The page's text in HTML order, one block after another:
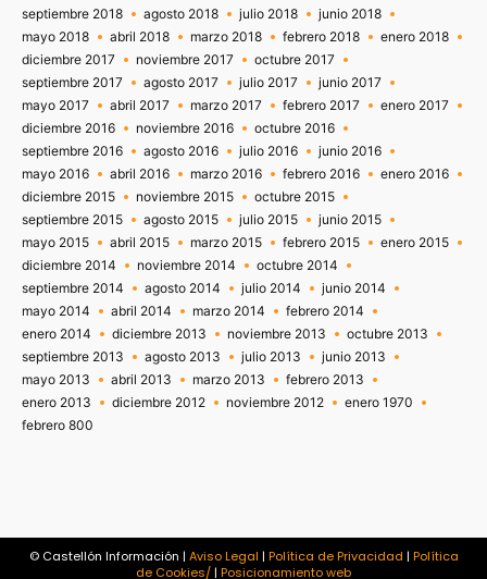
septiembre 2018
agosto 2018 julio 2018
junio 2018
mayo 2018
abril 2018 marzo 2018 febrero 2018
enero 2018
diciembre 2017
noviembre 2017
octubre 2017
septiembre 2017
agosto 2017 julio 2017
junio 2017
mayo 2017
abril 2017 marzo 2017 febrero 2017
enero 2017
diciembre 2016
noviembre 2016
octubre 2016
septiembre 2016
agosto 2016 julio 2016
junio 2016
mayo 2016
abril 2016 marzo 2016 febrero 2016
enero 2016
diciembre 2015
noviembre 2015
octubre 2015
septiembre 2015
agosto 2015 julio 2015
junio 2015
mayo 2015
abril 2015 marzo 2015 febrero 2015
enero 2015
diciembre 2014
noviembre 2014
octubre 2014
septiembre 2014
agosto 2014 julio 2014
junio 2014
mayo 2014
abril 2014 marzo 2014
febrero 2014
enero 2014
diciembre 2013 noviembre 2013
octubre 2013
septiembre 2013
agosto 2013 julio 2013
junio 2013
mayo 2013
abril 2013 marzo 2013
febrero 2013
enero 2013
diciembre 2012 noviembre 2012
enero 1970
febrero 800
© Castellón Información | Aviso Legal | Política de Privacidad | Política
de Cookies/| Posicionamiento web